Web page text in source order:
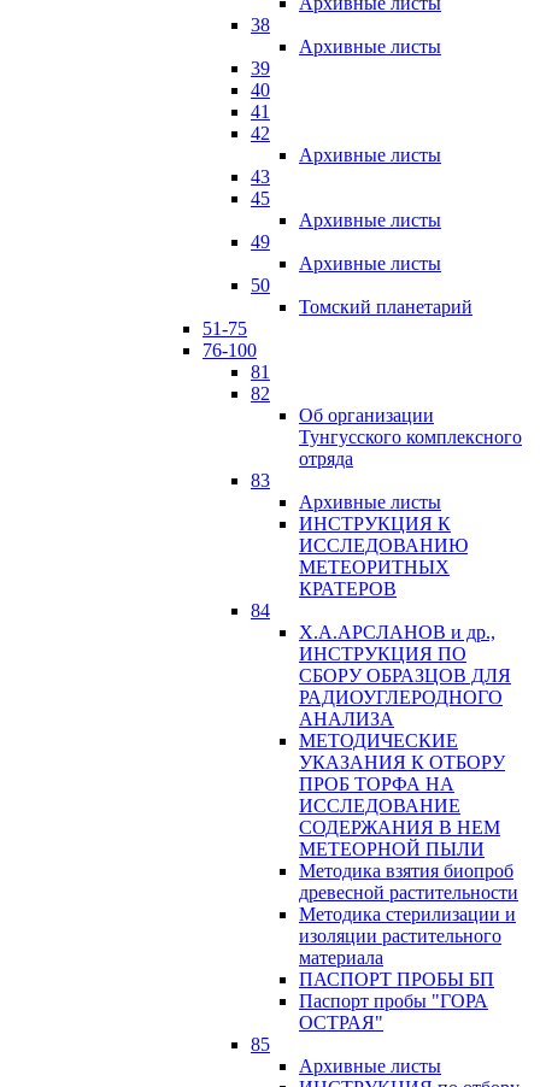
38
Архивные листы
39
40
41
42
Архивные листы
43
45
Архивные листы
49
Архивные листы
50
Томский планетарий
51-75
76-100
81
82
Об организации
Тунгусского комплексного
отряда
83
Архивные листы
ИНСТРУКЦИЯ К
ИССЛЕДОВАНИЮ
МЕТЕОРИТНЫХ
КРАТЕРОВ
84
Х.А.АРСЛАНОВ и др.,
ИНСТРУКЦИЯ ПО
СБОРУ ОБРАЗЦОВ ДЛЯ
РАДИОУГЛЕРОДНОГО
АНАЛИЗА
МЕТОДИЧЕСКИЕ
УКАЗАНИЯ К ОТБОРУ
ПРОБ ТОРФА НА
ИССЛЕДОВАНИЕ
СОДЕРЖАНИЯ В НЕМ
МЕТЕОРНОЙ ПЫЛИ
Методика взятия биопроб
древесной растительности
Методика стерилизации и
изоляции растительного
материала
ПАСПОРТ ПРОБЫ БП
Паспорт пробы "ГОРА
ОСТРАЯ"
85
Архивные листы